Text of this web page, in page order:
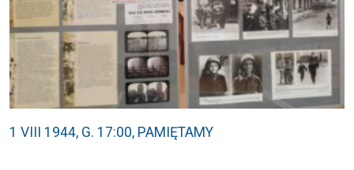
1 VIII 1944, G. 17:00, PAMIĘTAMY